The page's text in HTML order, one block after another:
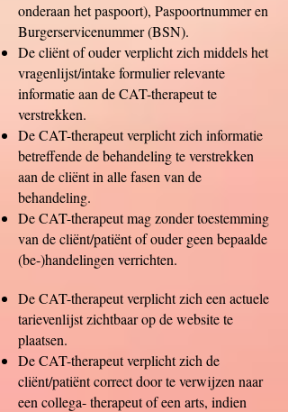
onderaan het paspoort), Paspoortnummer en
Burgerservicenummer (BSN).
De cliënt of ouder verplicht zich middels het
vragenlijst/intake formulier relevante
informatie aan de CAT-therapeut te
verstrekken.
De CAT-therapeut verplicht zich informatie
betreffende de behandeling te verstrekken
aan de cliënt in alle fasen van de
behandeling.
De CAT-therapeut mag zonder toestemming
van de cliënt/patiënt of ouder geen bepaalde
(be-)handelingen verrichten.
De CAT-therapeut verplicht zich een actuele
tarievenlijst zichtbaar op de website te
plaatsen.
De CAT-therapeut verplicht zich de
cliënt/patiënt correct door te verwijzen naar
een collega- therapeut of een arts, indien